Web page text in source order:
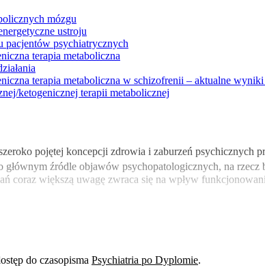
mózgu
ustroju
pacjentów psychiatrycznych
terapia metaboliczna
terapia metaboliczna w schizofrenii – aktualne wyniki
ketogenicznej terapii metabolicznej
pojętej koncepcji zdrowia i zaburzeń psychicznych
źródle objawów psychopatologicznych, na
coraz większą uwagę zwraca się na wpływ
do czasopisma Psychiatria po Dyplomie.